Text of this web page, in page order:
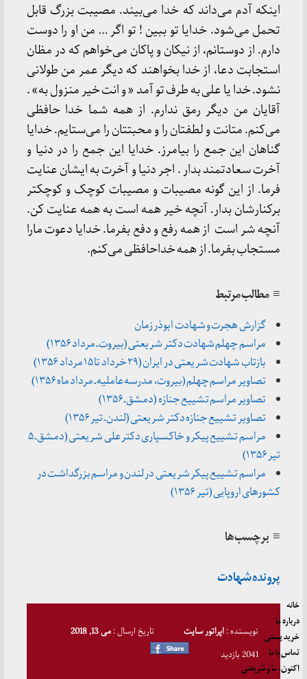
اینکه آدم می‌داند که خدا می‌بیند. مصیبت بزرگ قابل
تحمل می‌شود. خدایا تو ببین ! تو اگر … من او را دوست
دارم. از دوستانم، از نیکان و پاکان می‌خواهم که در مظان
استجابت دعا، از خدا بخواهند که دیگر عمر من طولانی
نشود. خدا یا علی به طرف تو آمد « و انت خیر منزول به» .
آقایان من دیگر رمق ندارم. از همه شما خدا حافظی
می‌کنم. متانت و لطفتان را و محبتتان را می‌ستایم. خدایا
گناهان این جمع را بیامرز. خدایا این جمع را در دنیا و
آخرت سعادتمند بدار . اجر دنیا و آخرت به ایشان عنایت
فرما. از این گونه مصیبات و مصیبات کوچک و کوچکتر
برکنارشان بدار. آنچه خیر همه است به همه عنایت کن.
آنچه شر است از همه رفع و دفع بفرما. خدایا دعوت مارا
مستجاب بفرما. از همه خداحافظی می‌کنم.
≡ مطالب مرتبط
گزارش هجرت و شهادت ابوذر زمان
مراسم چهلم شهادت دکتر شریعتی (بیروت ـ مرداد ۱۳۵۶)
بازتاب شهادت شریعتی در ایران (۲۹ خرداد تا ۱۵ مرداد ۱۳۵۶)
تصاویر مراسم چهلم (بیروت، مدرسه عاملیه ـ مرداد ماه ۱۳۵۶)
تصاویر مراسم تشییع جنازه (دمشق ـ ۱۳۵۶)
تصاویر تشییع جنازه دکتر شریعتی (لندن ـ تیر ۱۳۵۶)
مراسم تشییع پیکر و خاکسپاری دکتر علی شریعتی (دمشق ـ ۵
تیر ۱۳۵۶)
مراسم تشییع پیکر شریعتی در لندن و مراسم بزرگداشت در
کشورهای اروپایی (تیر ۱۳۵۶)
≡ برچسب‌ها
پرونده شهادت
نویسنده :اپراتور سایت تاریخ ارسال :می 13, 2018
2041 بازدید
خانه
درباره ما
خرید پستی
تماس با ما
اکنون، ما و شریعتی